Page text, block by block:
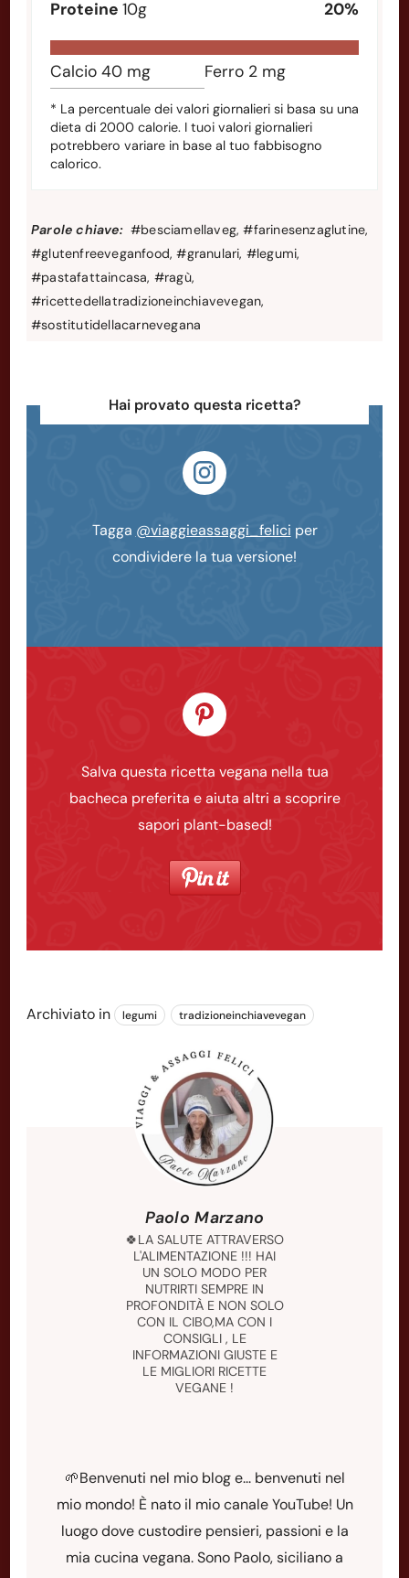
Proteine 10g 20%
Calcio 40 mg Ferro 2 mg
* La percentuale dei valori giornalieri si basa su una
dieta di 2000 calorie. I tuoi valori giornalieri
potrebbero variare in base al tuo fabbisogno
calorico.
Parole chiave: #besciamellaveg, #farinesenzaglutine,
#glutenfreeveganfood, #granulari, #legumi,
#pastafattaincasa, #ragù,
#ricettedellatradizioneinchiavevegan,
#sostitutidellacarnevegana
Hai provato questa ricetta?
Tagga @viaggieassaggi_felici per
condividere la tua versione!
Salva questa ricetta vegana nella tua
bacheca preferita e aiuta altri a scoprire
sapori plant-based!
Archiviato in legumi tradizioneinchiavevegan
Paolo Marzano
🍀LA SALUTE ATTRAVERSO
L'ALIMENTAZIONE !!! HAI
UN SOLO MODO PER
NUTRIRTI SEMPRE IN
PROFONDITÀ E NON SOLO
CON IL CIBO,MA CON I
CONSIGLI , LE
INFORMAZIONI GIUSTE E
LE MIGLIORI RICETTE
VEGANE !
🌱Benvenuti nel mio blog e... benvenuti nel
mio mondo! È nato il mio canale YouTube! Un
luogo dove custodire pensieri, passioni e la
mia cucina vegana. Sono Paolo, siciliano a